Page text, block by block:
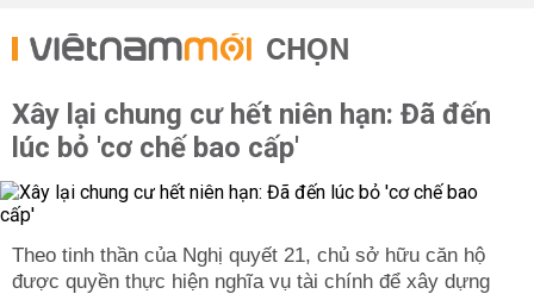
CHỌN
Xây lại chung cư hết niên hạn: Đã đến
lúc bỏ 'cơ chế bao cấp'
Theo tinh thần của Nghị quyết 21, chủ sở hữu căn hộ
được quyền thực hiện nghĩa vụ tài chính để xây dựng